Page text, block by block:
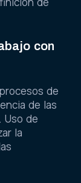
con
de
de las
Uso de
la